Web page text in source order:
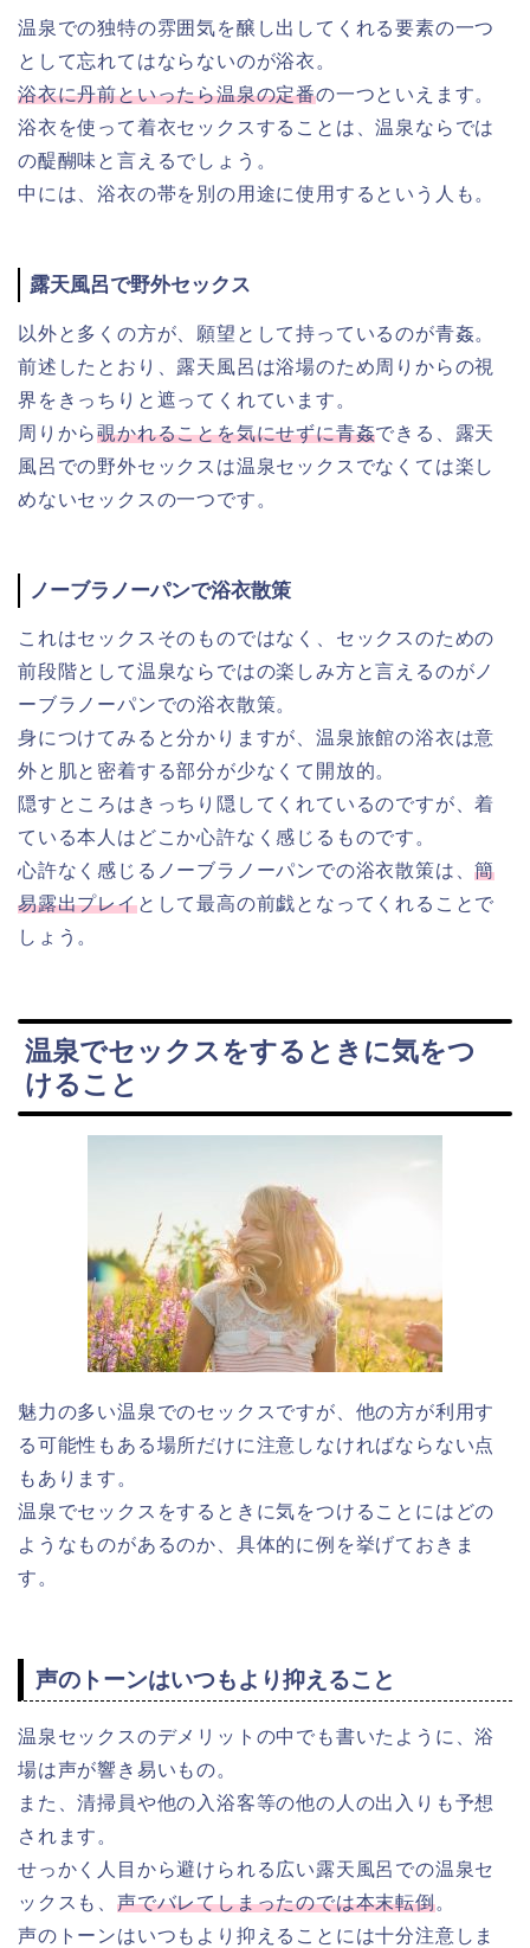
温泉での独特の雰囲気を醸し出してくれる要素の一つ
として忘れてはならないのが浴衣。
浴衣に丹前といったら温泉の定番の一つといえます。
浴衣を使って着衣セックスすることは、温泉ならでは
の醍醐味と言えるでしょう。
中には、浴衣の帯を別の用途に使用するという人も。
露天風呂で野外セックス
以外と多くの方が、願望として持っているのが青姦。
前述したとおり、露天風呂は浴場のため周りからの視
界をきっちりと遮ってくれています。
周りから覗かれることを気にせずに青姦できる、露天
風呂での野外セックスは温泉セックスでなくては楽し
めないセックスの一つです。
ノーブラノーパンで浴衣散策
これはセックスそのものではなく、セックスのための
前段階として温泉ならではの楽しみ方と言えるのがノ
ーブラノーパンでの浴衣散策。
身につけてみると分かりますが、温泉旅館の浴衣は意
外と肌と密着する部分が少なくて開放的。
隠すところはきっちり隠してくれているのですが、着
ている本人はどこか心許なく感じるものです。
心許なく感じるノーブラノーパンでの浴衣散策は、簡
易露出プレイとして最高の前戯となってくれることで
しょう。
温泉でセックスをするときに気をつ
けること
魅力の多い温泉でのセックスですが、他の方が利用す
る可能性もある場所だけに注意しなければならない点
もあります。
温泉でセックスをするときに気をつけることにはどの
ようなものがあるのか、具体的に例を挙げておきま
す。
声のトーンはいつもより抑えること
温泉セックスのデメリットの中でも書いたように、浴
場は声が響き易いもの。
また、清掃員や他の入浴客等の他の人の出入りも予想
されます。
せっかく人目から避けられる広い露天風呂での温泉セ
ックスも、 声でバレてしまったのでは本末転倒。
声のトーンはいつもより抑えることには十分注意しま